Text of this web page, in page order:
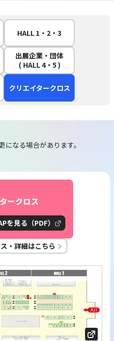
HALL 1・2・3
出展企業・団体
( HALL 4・5 )
クリエイタークロス
になる場合があります。
ークロス
を見る（PDF）
・詳細はこちら